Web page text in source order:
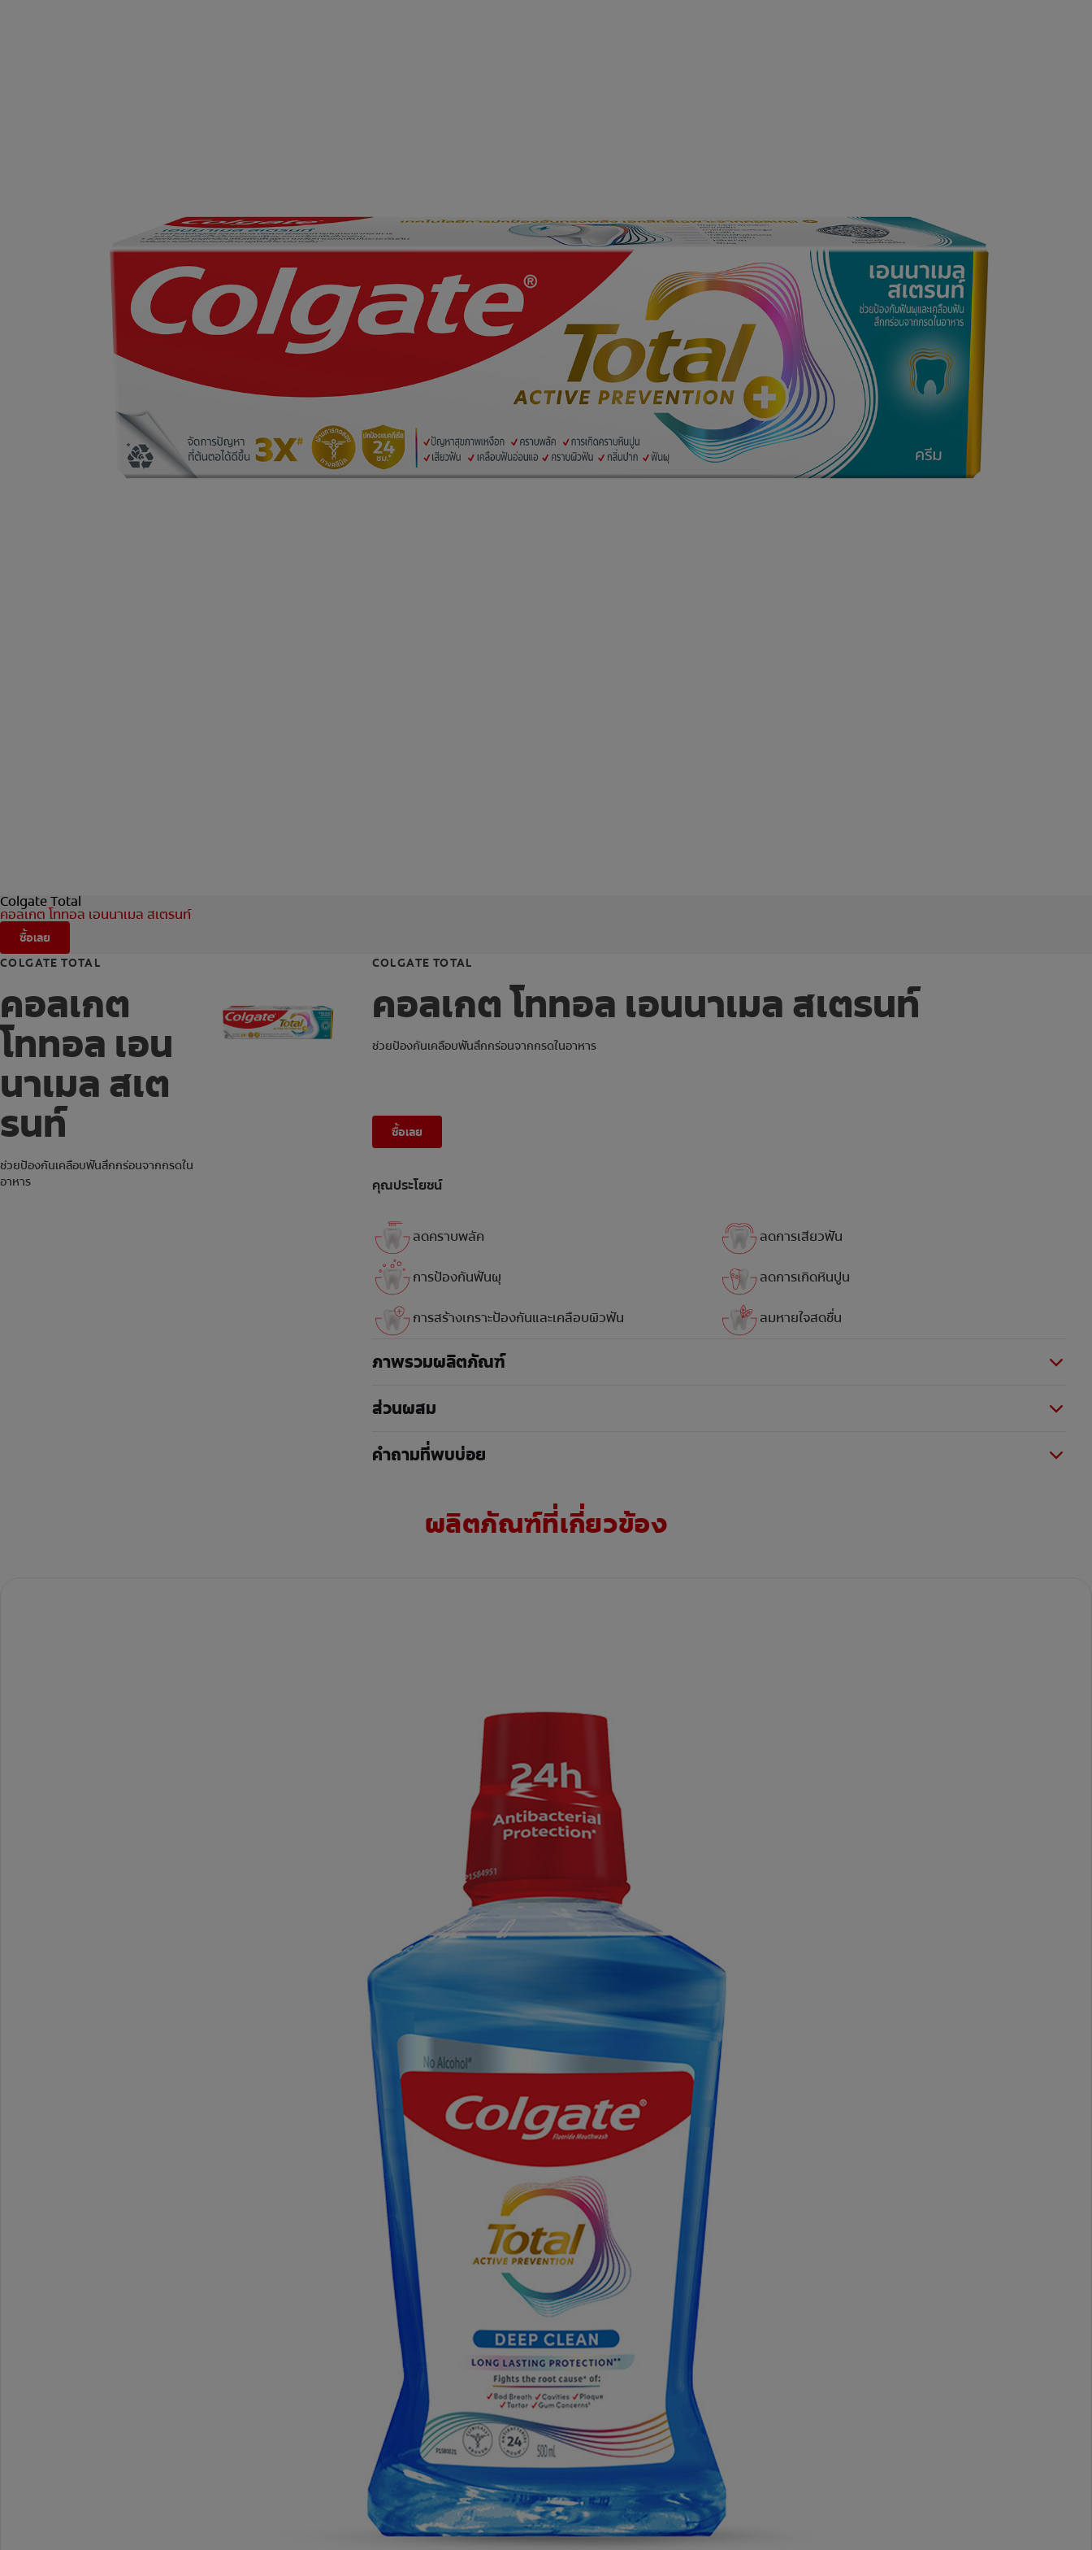
Colgate Total
คอลเกต โททอล เอนนาเมล สเตรนท์
ซื้อเลย
COLGATE TOTAL
คอลเกต
โททอล เอน
นาเมล สเต
รนท์
ช่วยป้องกันเคลือบฟันสึกกร่อนจากกรดใน
อาหาร
COLGATE TOTAL
คอลเกต โททอล เอนนาเมล สเตรนท์
ช่วยป้องกันเคลือบฟันสึกกร่อนจากกรดในอาหาร
ซื้อเลย
คุณประโยชน์
ลดคราบพลัค ลดการเสียวฟัน
การป้องกันฟันผุ ลดการเกิดหินปูน
การสร้างเกราะป้องกันและเคลือบผิวฟัน ลมหายใจสดชื่น
ภาพรวมผลิตภัณฑ์
ส่วนผสม
คำถามที่พบบ่อย
ผลิตภัณฑ์ที่เกี่ยวข้อง